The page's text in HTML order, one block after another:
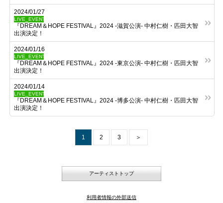
2024/01/27
LIVE_EVENT
『DREAM＆HOPE FESTIVAL』2024 -滋賀公演- 中村仁樹・匹田大智
出演決定！
2024/01/16
LIVE_EVENT
『DREAM＆HOPE FESTIVAL』2024 -東京公演- 中村仁樹・匹田大智
出演決定！
2024/01/14
LIVE_EVENT
『DREAM＆HOPE FESTIVAL』2024 -博多公演- 中村仁樹・匹田大智
出演決定！
1 2 3 ＞
アーティストトップ
利用者情報の外部送信